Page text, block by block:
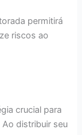
permitirá
riscos ao
crucial para
distribuir seu